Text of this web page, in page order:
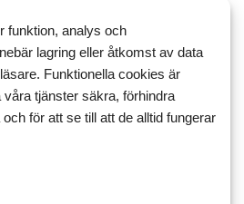
man inte banta sig
det verkar som om så många smala
har den kropp man har och att när
knappast lyckligare eller mer nöjd
funktion, analys och
lagring eller åtkomst av data
Funktionella cookies är
våra tjänster säkra, förhindra
för att se till att de alltid fungerar